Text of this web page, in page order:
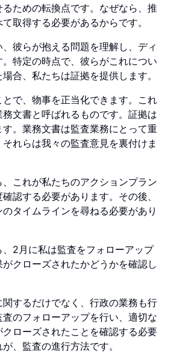
ための転換点です。なぜなら、推
取得する必要があるからです。
彼らが抱える問題を理解し、ディ
特定の時点で、彼らがこれについ
合、私たちは証拠を提供します。
で、物事を正当化できます。これ
文書と呼ばれるものです。証拠は
。業務文書は監査業務にとって重
れらは我々の監査意見を裏付けま
これが私たちのアクションプラン
認する必要があります。その後、
タイムラインを尋ねる必要があり
2月に私は監査をフォローアップ
がクローズされたかどうかを確認し
するだけでなく、行政の業務も行
のフォローアップを行い、適切な
ローズされたことを確認する必要
、監査の進行方法です。